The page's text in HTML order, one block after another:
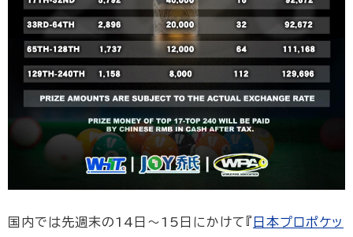
国内では先週末の14日〜15日にかけて『 日本プロポケッ